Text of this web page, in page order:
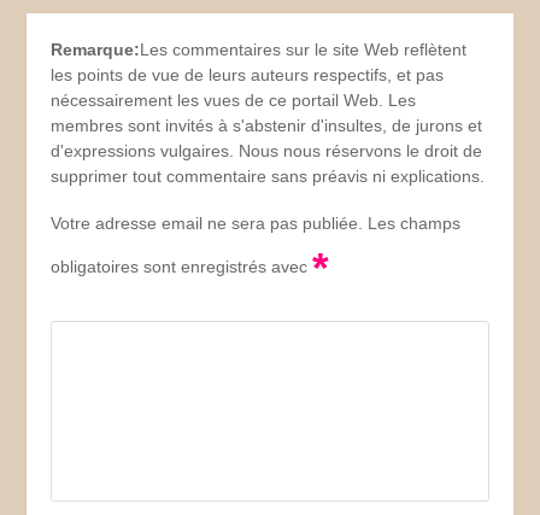
Remarque:Les commentaires sur le site Web reflètent
les points de vue de leurs auteurs respectifs, et pas
nécessairement les vues de ce portail Web. Les
membres sont invités à s'abstenir d'insultes, de jurons et
d'expressions vulgaires. Nous nous réservons le droit de
supprimer tout commentaire sans préavis ni explications.
Votre adresse email ne sera pas publiée. Les champs
obligatoires sont enregistrés avec*